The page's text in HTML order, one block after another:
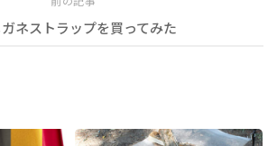
ガネストラップを買ってみた